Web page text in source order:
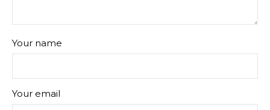
Your name
Your email